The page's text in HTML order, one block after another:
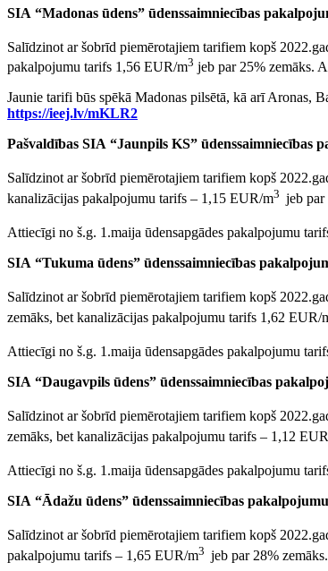
SIA “Madonas ūdens” ūdenssaimniecības
Salīdzinot ar šobrīd piemērotajiem tarifiem kopš
pakalpojumu tarifs 1,56 EUR/m3 jeb par 25% zemāks.
Jaunie tarifi būs spēkā Madonas pilsētā, kā arī Aronas,
https://ieej.lv/mKLR2
Pašvaldības SIA “Jaunpils KS” ūdenssaimniecības
Salīdzinot ar šobrīd piemērotajiem tarifiem kopš
kanalizācijas pakalpojumu tarifs – 1,15 EUR/m3 jeb par
Attiecīgi no š.g. 1.maija ūdensapgādes pakalpojumu
SIA “Tukuma ūdens” ūdenssaimniecības
Salīdzinot ar šobrīd piemērotajiem tarifiem kopš
zemāks, bet kanalizācijas pakalpojumu tarifs 1,62 EUR/
Attiecīgi no š.g. 1.maija ūdensapgādes pakalpojumu
SIA “Daugavpils ūdens” ūdenssaimniecības
Salīdzinot ar šobrīd piemērotajiem tarifiem kopš
zemāks, bet kanalizācijas pakalpojumu tarifs – 1,12
Attiecīgi no š.g. 1.maija ūdensapgādes pakalpojumu
SIA “Ādažu ūdens” ūdenssaimniecības
Salīdzinot ar šobrīd piemērotajiem tarifiem kopš
pakalpojumu tarifs – 1,65 EUR/m3 jeb par 28% zemāks.